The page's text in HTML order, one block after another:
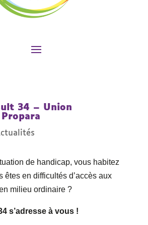
34 – Union
de handicap, vous habitez
êtes en difficultés d’accès aux
milieu ordinaire ?
s’adresse à vous !